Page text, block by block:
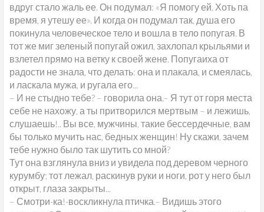
вдруг стало жаль ее. Он подумал: «Я помогу ей. Хоть па
время, я утешу ее». И когда он подумал так, душа его
покинула человеческое тело и вошла в тело попугая. В
тот же миг зеленый попугай ожил, захлопал крыльями и
взлетел прямо на ветку к своей жене. Попугаиха от
радости не знала, что делать: она и плакала, и смеялась,
и ласкала мужа, и ругала его...
– И не стыдно тебе? – говорила она.– Я тут от горя места
себе не нахожу, а ты притворился мертвым – и лежишь,
слушаешь!.. Вы все, мужчины, такие бессердечные, вам
бы только мучить нас, бедных женщин! Ну скажи, зачем
тебе нужно было так шутить со мной?
Тут она взглянула вниз и увидела под деревом черного
курумбу; тот лежал, раскинув руки и ноги, рот у него был
открыт, глаза закрыты...
– Смотри-ка!-воскликнула птичка.– Видишь этого